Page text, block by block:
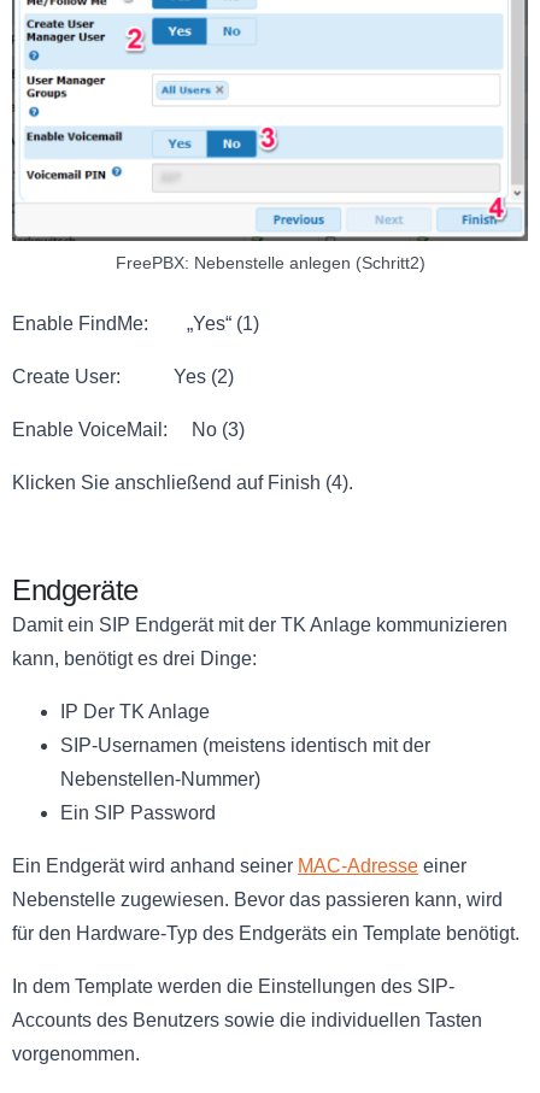
FreePBX: Nebenstelle anlegen (Schritt2)
Enable FindMe: „Yes“ (1)
Create User: Yes (2)
Enable VoiceMail: No (3)
Klicken Sie anschließend auf Finish (4).
Endgeräte
Damit ein SIP Endgerät mit der TK Anlage kommunizieren
kann, benötigt es drei Dinge:
IP Der TK Anlage
SIP-Usernamen (meistens identisch mit der
Nebenstellen-Nummer)
Ein SIP Password
Ein Endgerät wird anhand seiner MAC-Adresse einer
Nebenstelle zugewiesen. Bevor das passieren kann, wird
für den Hardware-Typ des Endgeräts ein Template benötigt.
In dem Template werden die Einstellungen des SIP-
Accounts des Benutzers sowie die individuellen Tasten
vorgenommen.